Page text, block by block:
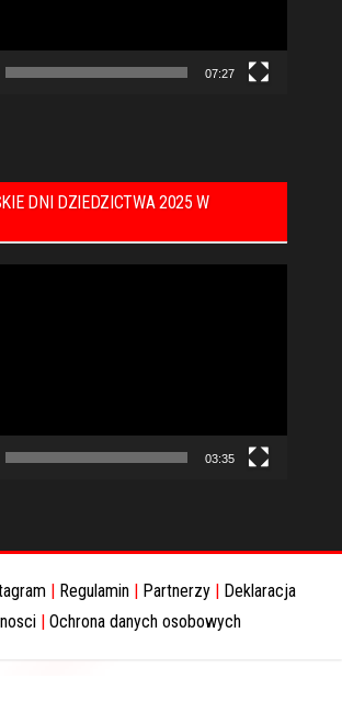
07:27
DNI DZIEDZICTWA 2025 W
03:35
| Regulamin | Partnerzy | Deklaracja
| Ochrona danych osobowych